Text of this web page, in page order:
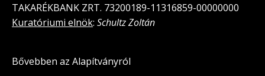
TAKARÉKBANK ZRT. 73200189-11316859-00000000
Kuratóriumi elnök: Schultz Zoltán
Bővebben az Alapítványról